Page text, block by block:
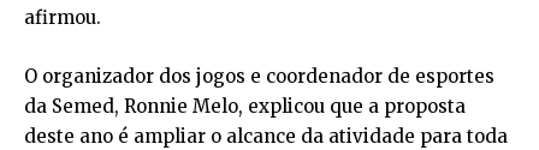
afirmou.
O organizador dos jogos e coordenador de esportes
da Semed, Ronnie Melo, explicou que a proposta
deste ano é ampliar o alcance da atividade para toda